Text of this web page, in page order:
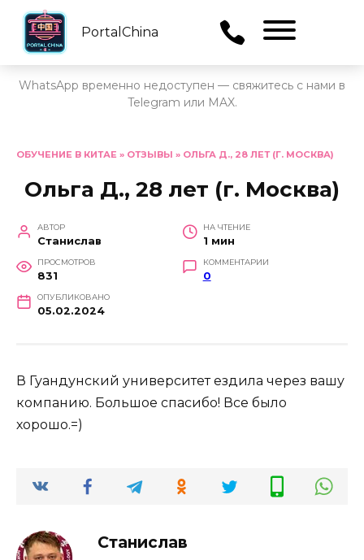
PortalChina
WhatsApp временно недоступен — свяжитесь с нами в
Telegram или MAX.
ОБУЧЕНИЕ В КИТАЕ » ОТЗЫВЫ » ОЛЬГА Д., 28 ЛЕТ (Г. МОСКВА)
Ольга Д., 28 лет (г. Москва)
АВТОР
Станислав
НА ЧТЕНИЕ
1 мин
ПРОСМОТРОВ
831
КОММЕНТАРИИ
0
ОПУБЛИКОВАНО
05.02.2024
В Гуандунский университет ездила через вашу
компанию. Большое спасибо! Все было
хорошо.=)
Станислав